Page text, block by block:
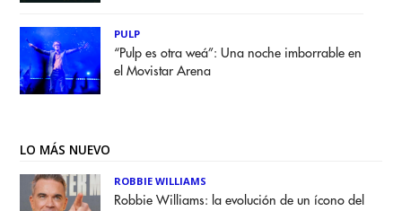
PULP
“Pulp es otra weá”: Una noche imborrable en
el Movistar Arena
LO MÁS NUEVO
ROBBIE WILLIAMS
Robbie Williams: la evolución de un ícono del